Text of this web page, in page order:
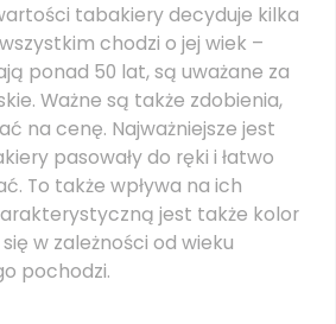
tabakiery decyduje kilka
chodzi o jej wiek –
ponad 50 lat, są uważane za
Ważne są także zdobienia,
na cenę. Najważniejsze jest
pasowały do ręki i łatwo
To także wpływa na ich
jest także kolor
w zależności od wieku
pochodzi.